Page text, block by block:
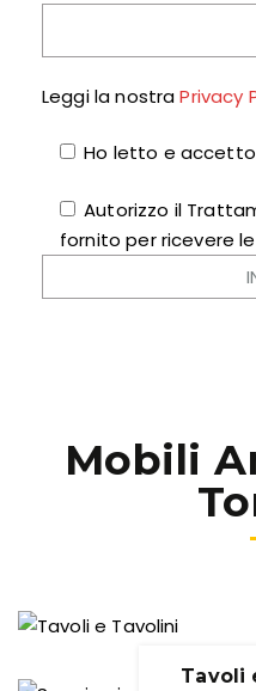
Leggi la nostraPrivacy
Ho letto e accetto
Autorizzo il
fornito per ricevere
Mobili
Tavoli